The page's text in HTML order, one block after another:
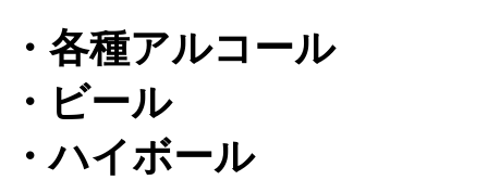
・各種アルコール
・ビール
・ハイボール